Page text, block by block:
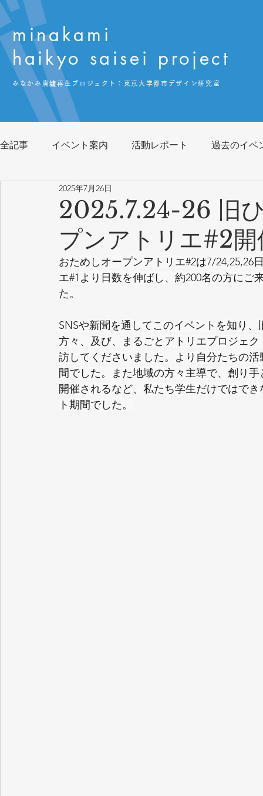
minakami
haikyo saisei project
みなかみ廃墟再生プロジェクト： ​東京大学都市デザイン研究室
全記事 イベント案内 活動レポート 過去のイベ
2025.7.24-26 旧
プンアトリエ#2
2025年7月26日
おためしオープンアトリエ#2は7/
エ#1より日数を伸ばし、約200名の方に
た。
SNSや新聞を通してこのイベントを知り
方々、及び、まるごとアトリエプロジェ
訪してくださいました。より自分たちの
間でした。また地域の方々主導で、創り
開催されるなど、私たち学生だけではで
ト期間でした。